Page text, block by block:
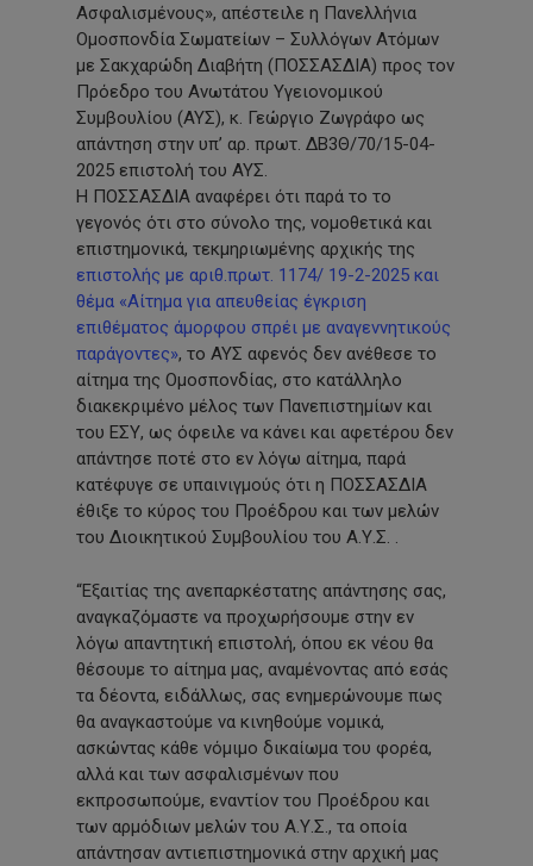
Ασφαλισμένους», απέστειλε η Πανελλήνια
Ομοσπονδία Σωματείων – Συλλόγων Ατόμων
με Σακχαρώδη Διαβήτη (ΠΟΣΣΑΣΔΙΑ) προς τον
Πρόεδρο του Ανωτάτου Υγειονομικού
Συμβουλίου (ΑΥΣ), κ. Γεώργιο Ζωγράφο ως
απάντηση στην υπ’ αρ. πρωτ. ΔΒ3Θ/70/15-04-
2025 επιστολή του ΑΥΣ.
Η ΠΟΣΣΑΣΔΙΑ αναφέρει ότι παρά το το
γεγονός ότι στο σύνολο της, νομοθετικά και
επιστημονικά, τεκμηριωμένης αρχικής της
επιστολής με αριθ.πρωτ. 1174/ 19-2-2025 και
θέμα «Αίτημα για απευθείας έγκριση
επιθέματος άμορφου σπρέι με αναγεννητικούς
παράγοντες», το ΑΥΣ αφενός δεν ανέθεσε το
αίτημα της Ομοσπονδίας, στο κατάλληλο
διακεκριμένο μέλος των Πανεπιστημίων και
του ΕΣΥ, ως όφειλε να κάνει και αφετέρου δεν
απάντησε ποτέ στο εν λόγω αίτημα, παρά
κατέφυγε σε υπαινιγμούς ότι η ΠΟΣΣΑΣΔΙΑ
έθιξε το κύρος του Προέδρου και των μελών
του Διοικητικού Συμβουλίου του Α.Υ.Σ. .
“Εξαιτίας της ανεπαρκέστατης απάντησης σας,
αναγκαζόμαστε να προχωρήσουμε στην εν
λόγω απαντητική επιστολή, όπου εκ νέου θα
θέσουμε το αίτημα μας, αναμένοντας από εσάς
τα δέοντα, ειδάλλως, σας ενημερώνουμε πως
θα αναγκαστούμε να κινηθούμε νομικά,
ασκώντας κάθε νόμιμο δικαίωμα του φορέα,
αλλά και των ασφαλισμένων που
εκπροσωπούμε, εναντίον του Προέδρου και
των αρμόδιων μελών του Α.Υ.Σ., τα οποία
απάντησαν αντιεπιστημονικά στην αρχική μας